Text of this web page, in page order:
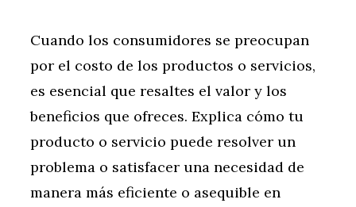
Cuando los consumidores se preocupan
por el costo de los productos o servicios,
es esencial que resaltes el valor y los
beneficios que ofreces. Explica cómo tu
producto o servicio puede resolver un
problema o satisfacer una necesidad de
manera más eficiente o asequible en